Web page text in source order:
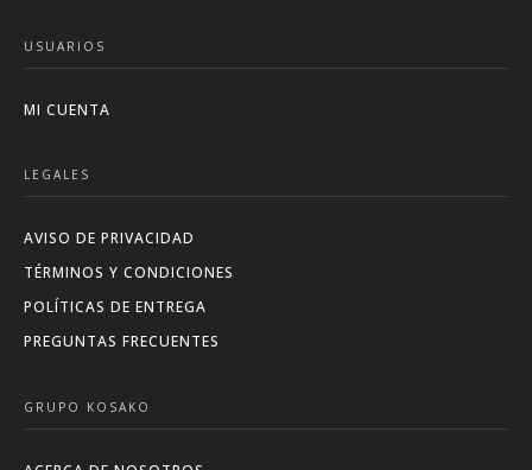
USUARIOS
MI CUENTA
LEGALES
AVISO DE PRIVACIDAD
TÉRMINOS Y CONDICIONES
POLÍTICAS DE ENTREGA
PREGUNTAS FRECUENTES
GRUPO KOSAKO